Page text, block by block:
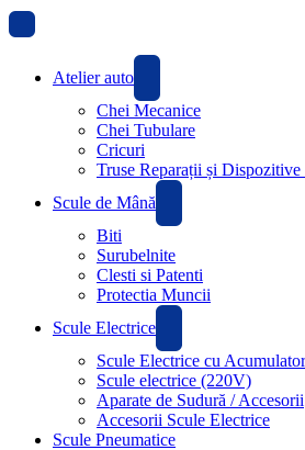
Atelier auto
Chei Mecanice
Chei Tubulare
Cricuri
Truse Reparații și Dispozitive
Scule de Mână
Biti
Surubelnite
Clesti si Patenti
Protectia Muncii
Scule Electrice
Scule Electrice cu Acumulator
Scule electrice (220V)
Aparate de Sudură / Accesorii
Accesorii Scule Electrice
Scule Pneumatice